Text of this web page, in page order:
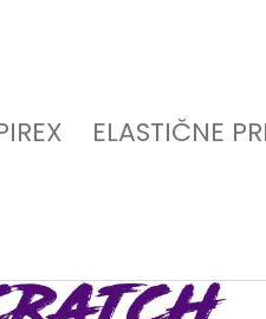
ELASTIČNE